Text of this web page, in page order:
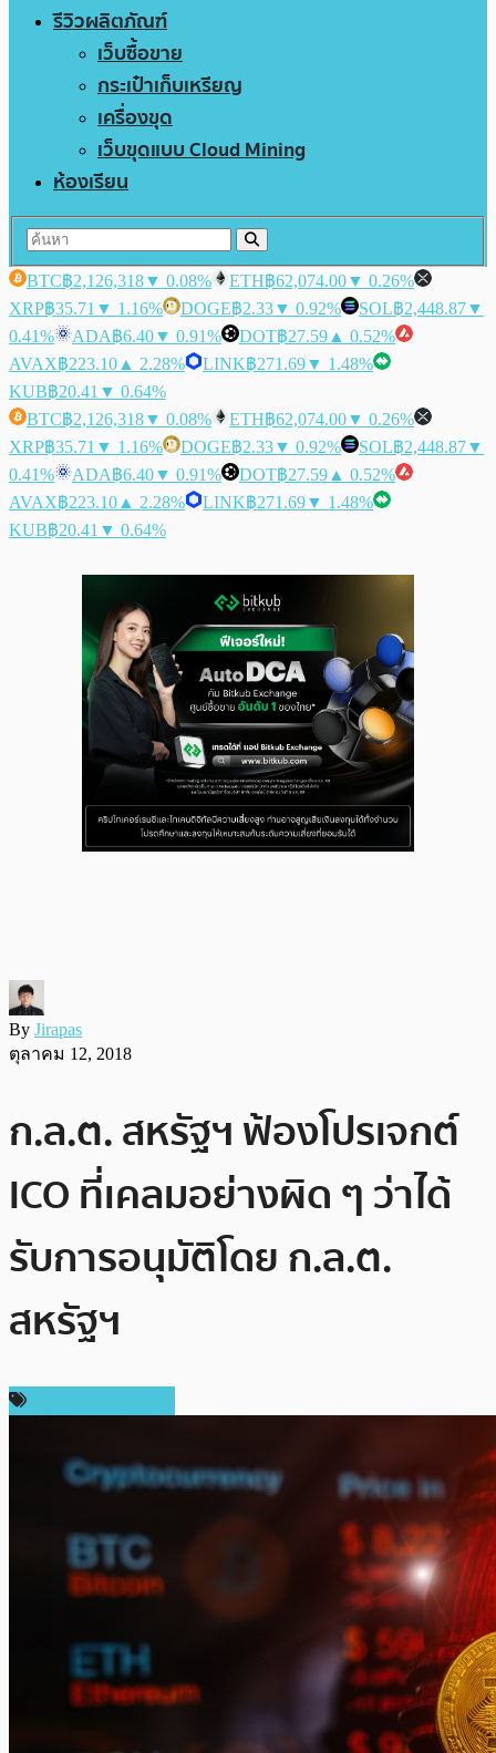
รีวิวผลิตภัณฑ์
เว็บซื้อขาย
กระเป๋าเก็บเหรียญ
เครื่องขุด
เว็บขุดแบบ Cloud Mining
ห้องเรียน
BTC฿2,126,318▼ 0.08% ETH฿62,074.00▼ 0.26%
XRP฿35.71 ▼ 1.16% DOGE฿2.33▼ 0.92% SOL฿2,448.87▼
0.41%
ADA฿6.40▼ 0.91% DOT฿27.59 ▲ 0.52%
AVAX฿223.10 ▲ 2.28% LINK฿271.69▼ 1.48%
KUB฿20.41 ▼ 0.64%
BTC฿2,126,318▼ 0.08% ETH฿62,074.00▼ 0.26%
XRP฿35.71 ▼ 1.16% DOGE฿2.33▼ 0.92% SOL฿2,448.87▼
0.41%
ADA฿6.40▼ 0.91% DOT฿27.59 ▲ 0.52%
AVAX฿223.10 ▲ 2.28% LINK฿271.69▼ 1.48%
KUB฿20.41 ▼ 0.64%
By Jirapas
ตุลาคม 12, 2018
ก.ล.ต. สหรัฐฯ ฟ้องโปรเจกต์
ICO ที่เคลมอย่างผิด ๆ ว่าได้
รับการอนุมัติโดย ก.ล.ต.
สหรัฐฯ